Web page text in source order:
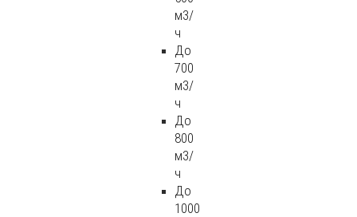
м3/
ч
До
700
м3/
ч
До
800
м3/
ч
До
1000